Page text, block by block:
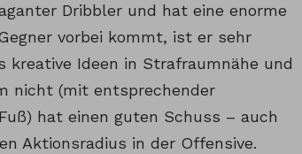
Dribbler und hat eine enorme
vorbei kommt, ist er sehr
kreative Ideen in Strafraumnähe und
nicht (mit entsprechender
hat einen guten Schuss – auch
Aktionsradius in der Offensive.